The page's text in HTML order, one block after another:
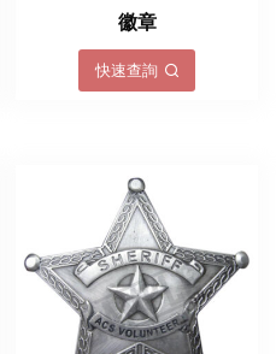
徽章
快速查詢